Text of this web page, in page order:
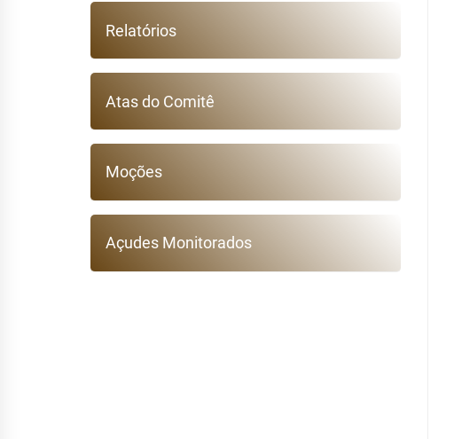
Relatórios
Atas do Comitê
Moções
Açudes Monitorados